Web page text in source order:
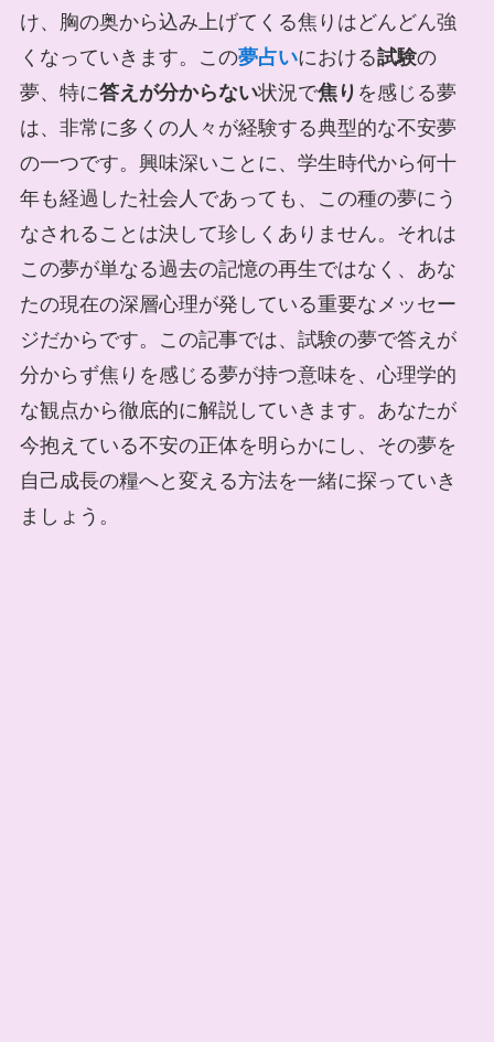
け、胸の奥から込み上げてくる焦りはどんどん強
くなっていきます。この夢占いにおける試験の
夢、特に答えが分からない状況で焦り を感じる夢
は、非常に多くの人々が経験する典型的な不安夢
の一つです。興味深いことに、学生時代から何十
年も経過した社会人であっても、この種の夢にう
なされることは決して珍しくありません。それは
この夢が単なる過去の記憶の再生ではなく、あな
たの現在の深層心理が発している重要なメッセー
ジだからです。この記事では、試験の夢で答えが
分からず焦りを感じる夢が持つ意味を、心理学的
な観点から徹底的に解説していきます。あなたが
今抱えている不安の正体を明らかにし、その夢を
自己成長の糧へと変える方法を一緒に探っていき
ましょう。